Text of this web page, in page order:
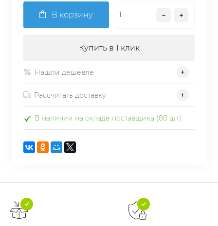
В корзину
Купить в 1 клик
Нашли дешевле
Рассчитать доставку
В наличии на складе поставщика (80 шт.)